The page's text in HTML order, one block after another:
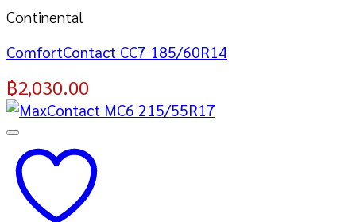
Continental
ComfortContact CC7 185/60R14
฿2,030.00